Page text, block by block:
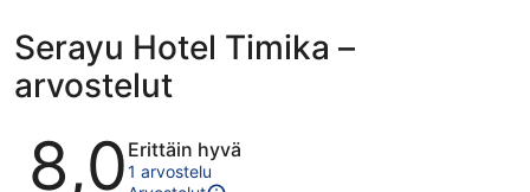
Serayu Hotel Timika –
arvostelut
Arvostelut
8,0 Erittäin hyvä
1 arvostelu